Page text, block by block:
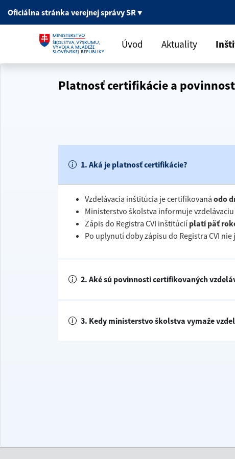
Oficiálna stránka verejnej správy SR▼
Úvod Aktuality
Platnosť certifikácie a
1. Aká je platnosť certifikácie?
Vzdelávacia inštitúcia je certifikovaná odo
Ministerstvo školstva informuje
Zápis do Registra CVI inštitúcií platí päť
Po uplynutí doby zápisu do Registra CVI
2. Aké sú povinnosti certifikovaných
3. Kedy ministerstvo školstva vymaže